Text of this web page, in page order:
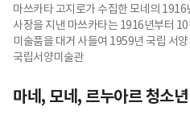
마쓰카타 고지로가 수집한 모네의 1916
사장을 지낸 마쓰카타는 1916년부터
미술품을 대거 사들여 1959년 국립 서
국립서양미술관
마네, 모네, 르누아르 청소